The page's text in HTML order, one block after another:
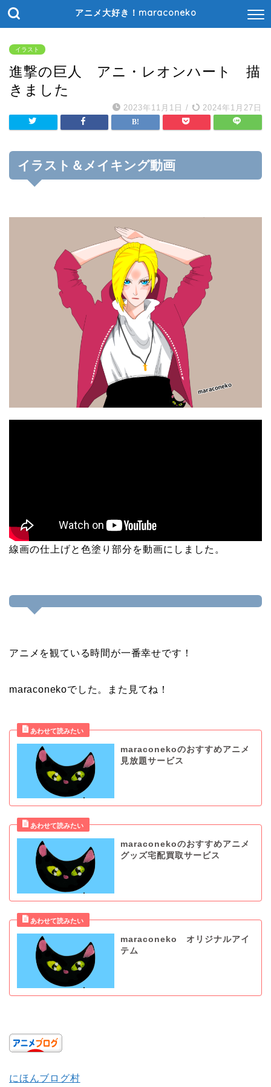
アニメ大好き！maraconeko
イラスト
進撃の巨人 アニ・レオンハート 描
きました
2023年11月1日 / 2024年1月27日
イラスト＆メイキング動画
線画の仕上げと色塗り部分を動画にしました。
アニメを観ている時間が一番幸せです！
maraconekoでした。また見てね！
maraconekoのおすすめアニメ
見放題サービス
maraconekoのおすすめアニメ
グッズ宅配買取サービス
maraconeko オリジナルアイ
テム
にほんブログ村